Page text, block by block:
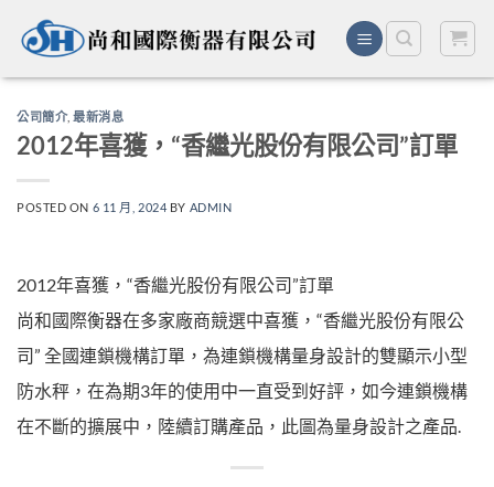
公司簡介,最新消息
2012年喜獲，“香繼光股份有限公司”訂單
POSTED ON 6 11 月, 2024 BY ADMIN
2012年喜獲，“香繼光股份有限公司”訂單
尚和國際衡器在多家廠商競選中喜獲，“香繼光股份有限公
司” 全國連鎖機構訂單，為連鎖機構量身設計的雙顯示小型
防水秤，在為期3年的使用中一直受到好評，如今連鎖機構
在不斷的擴展中，陸續訂購產品，此圖為量身設計之產品.